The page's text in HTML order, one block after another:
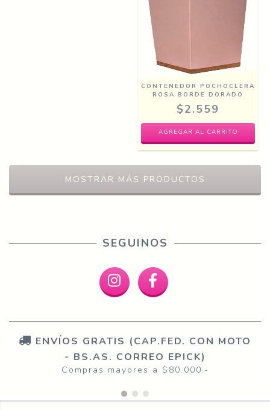
CONTENEDOR POCHOCLERA
ROSA BORDE DORADO
$2.559
MOSTRAR MÁS PRODUCTOS
SEGUINOS
ENVÍOS GRATIS (CAP.FED. CON MOTO
- BS.AS. CORREO EPICK)
Compras mayores a $80.000.-